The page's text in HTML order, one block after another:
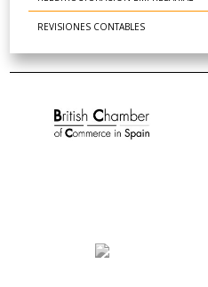
REVISIONES CONTABLES